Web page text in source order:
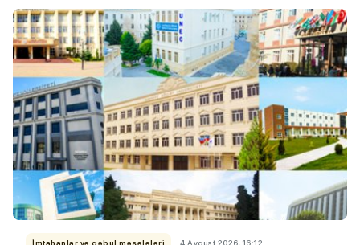
İmtahanlar və qəbul məsələləri 4 Avqust 2026, 16:12